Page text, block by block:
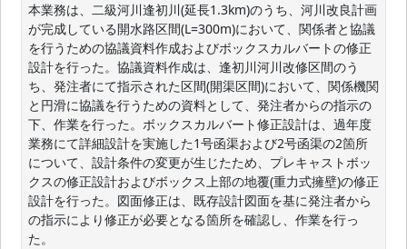
本業務は、二級河川逢初川(延長1.3km)のうち、河川改良計画
が完成している開水路区間(L=300m)において、関係者と協議
を行うための協議資料作成およびボックスカルバートの修正
設計を行った。協議資料作成は、逢初川河川改修区間のう
ち、発注者にて指示された区間(開渠区間)において、関係機関
と円滑に協議を行うための資料として、発注者からの指示の
下、作業を行った。ボックスカルバート修正設計は、過年度
業務にて詳細設計を実施した1号函渠および2号函渠の2箇所
について、設計条件の変更が生じたため、プレキャストボッ
クスの修正設計およびボックス上部の地覆(重力式擁壁)の修正
設計を行った。図面修正は、既存設計図面を基に発注者から
の指示により修正が必要となる箇所を確認し、作業を行っ
た。